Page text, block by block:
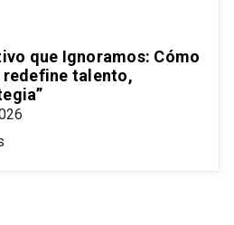
que Ignoramos: Cómo
talento,